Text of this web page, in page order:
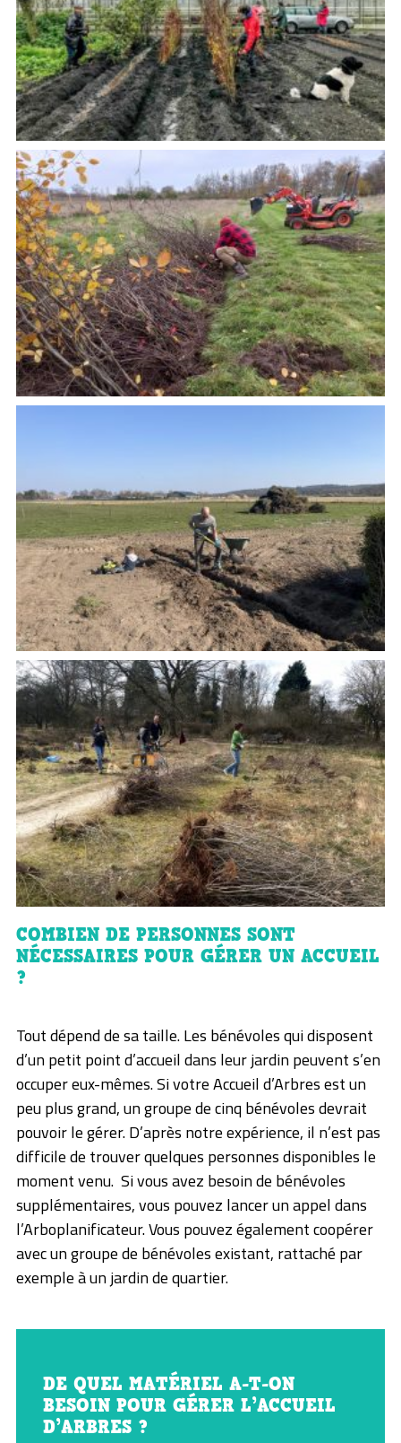
COMBIEN DE PERSONNES SONT
NÉCESSAIRES POUR GÉRER UN ACCUEIL
?
Tout dépend de sa taille. Les bénévoles qui disposent
d’un petit point d’accueil dans leur jardin peuvent s’en
occuper eux-mêmes. Si votre Accueil d’Arbres est un
peu plus grand, un groupe de cinq bénévoles devrait
pouvoir le gérer. D’après notre expérience, il n’est pas
difficile de trouver quelques personnes disponibles le
moment venu. Si vous avez besoin de bénévoles
supplémentaires, vous pouvez lancer un appel dans
l’Arboplanificateur. Vous pouvez également coopérer
avec un groupe de bénévoles existant, rattaché par
exemple à un jardin de quartier.
DE QUEL MATÉRIEL A-T-ON
BESOIN POUR GÉRER L’ACCUEIL
D’ARBRES ?